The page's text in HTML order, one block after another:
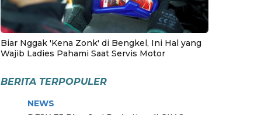
Biar Nggak 'Kena Zonk' di Bengkel, Ini Hal yang
Wajib Ladies Pahami Saat Servis Motor
BERITA TERPOPULER
NEWS